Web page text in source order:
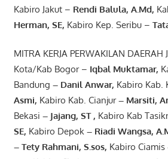
Kabiro Jakut – Rendi Balula, A.Md,
Herman, SE, Kabiro Kep. Seribu –
MITRA KERJA PERWAKILAN DAERAH
Kota/Kab Bogor – Iqbal Muktamar,
Bandung – Danil Anwar, Kabiro Kab.
Asmi, Kabiro Kab. Cianjur– Marsiti,
Bekasi – Jajang, ST , Kabiro Kab
SE, Kabiro Depok– Riadi Wangsa,
– Tety Rahmani, S.sos, Kabiro Ciamis